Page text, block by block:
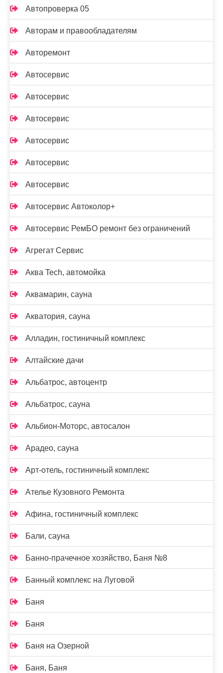
Автопроверка 05
Авторам и правообладателям
Авторемонт
Автосервис
Автосервис
Автосервис
Автосервис
Автосервис
Автосервис
Автосервис Автоколор+
Автосервис РемБО ремонт без ограничений
Агрегат Сервис
Аква Tech, автомойка
Аквамарин, сауна
Акватория, сауна
Алладин, гостиничный комплекс
Алтайские дачи
Альбатрос, автоцентр
Альбатрос, сауна
Альбион-Моторс, автосалон
Арадео, сауна
Арт-отель, гостиничный комплекс
Ателье Кузовного Ремонта
Афина, гостиничный комплекс
Бали, сауна
Банно-прачечное хозяйство, Баня №8
Банный комплекс на Луговой
Баня
Баня
Баня на Озерной
Баня, Баня